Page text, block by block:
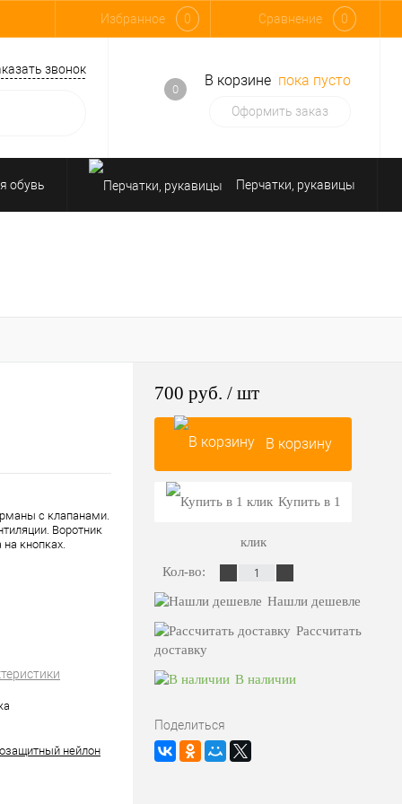
Избранное 0 Сравнение 0
звонок
0
В корзине пока пусто
Оформить заказ
обувь Перчатки, рукавицы
с клапанами.
Воротник
кнопках.
нейлон
700 руб. / шт
В корзину
Купить в 1
клик
Кол-во:
Нашли дешевле
Рассчитать
доставку
В наличии
Поделиться